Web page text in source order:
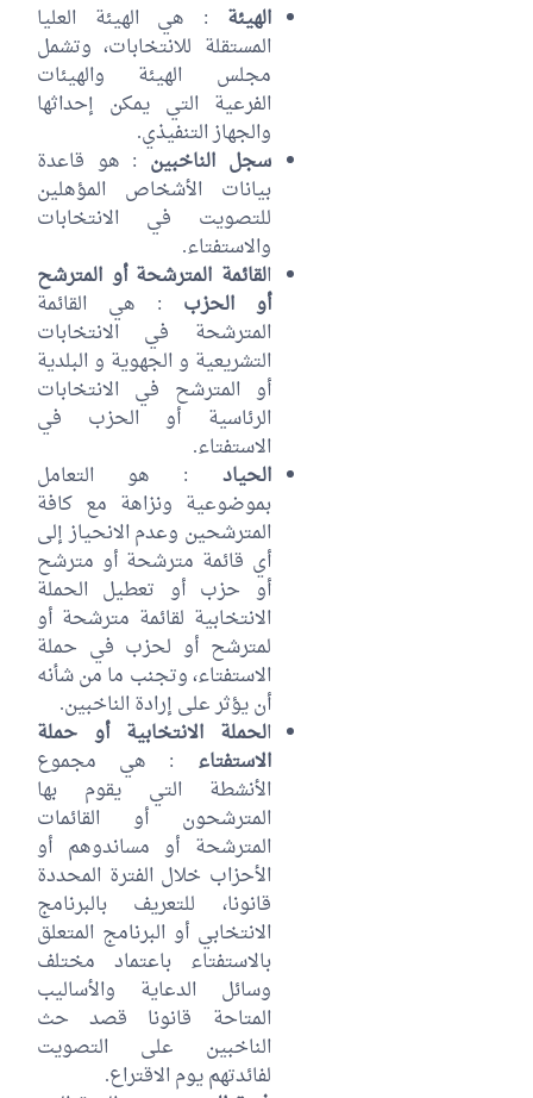
الهيئة : هي الهيئة العليا
المستقلة للانتخابات، وتشمل
مجلس الهيئة والهيئات
الفرعية التي يمكن إحداثها
والجهاز التنفيذي.
سجل الناخبين : هو قاعدة
بيانات الأشخاص المؤهلين
للتصويت في الانتخابات
والاستفتاء.
القائمة المترشحة أو المترشح
أو الحزب : هي القائمة
المترشحة في الانتخابات
التشريعية و الجهوية و البلدية
أو المترشح في الانتخابات
الرئاسية أو الحزب في
الاستفتاء.
الحياد : هو التعامل
بموضوعية ونزاهة مع كافة
المترشحين وعدم الانحياز إلى
أي قائمة مترشحة أو مترشح
أو حزب أو تعطيل الحملة
الانتخابية لقائمة مترشحة أو
لمترشح أو لحزب في حملة
الاستفتاء، وتجنب ما من شأنه
أن يؤثر على إرادة الناخبين.
الحملة الانتخابية أو حملة
الاستفتاء : هي مجموع
الأنشطة التي يقوم بها
المترشحون أو القائمات
المترشحة أو مساندوهم أو
الأحزاب خلال الفترة المحددة
قانونا، للتعريف بالبرنامج
الانتخابي أو البرنامج المتعلق
بالاستفتاء باعتماد مختلف
وسائل الدعاية والأساليب
المتاحة قانونا قصد حث
الناخبين على التصويت
لفائدتهم يوم الاقتراع.